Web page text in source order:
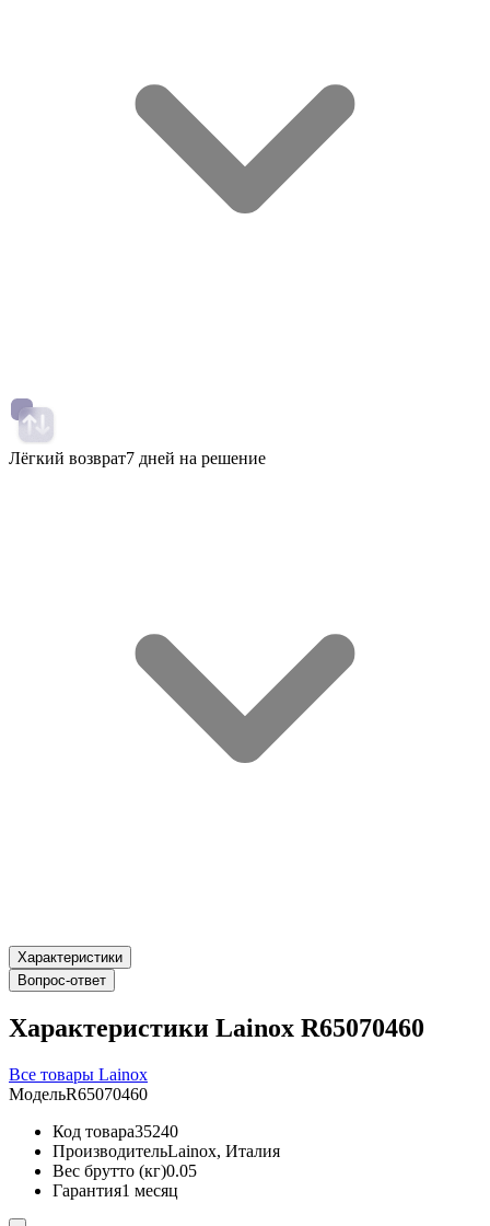
Лёгкий возврат7 дней на решение
Характеристики
Вопрос-ответ
Характеристики Lainox R65070460
Все товары Lainox
МодельR65070460
Код товара35240
ПроизводительLainox, Италия
Вес брутто (кг)0.05
Гарантия1 месяц